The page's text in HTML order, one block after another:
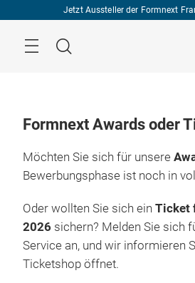
Jetzt Aussteller der Formnext
Suche
Formnext Awards oder
Möchten Sie sich für unsere
Bewerbungsphase ist noch in
Oder wollten Sie sich ein Ticket
2026 sichern? Melden Sie sich
Service an, und wir informieren
Ticketshop öffnet.